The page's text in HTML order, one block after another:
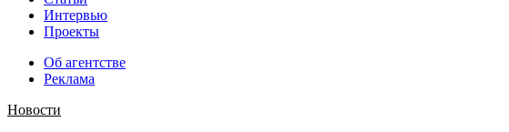
Интервью
Проекты
Об агентстве
Реклама
Новости